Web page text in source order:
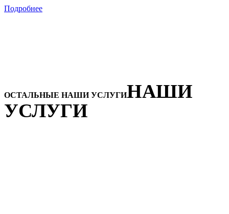
Подробнее
ОСТАЛЬНЫЕ НАШИ УСЛУГИНАШИ
УСЛУГИ